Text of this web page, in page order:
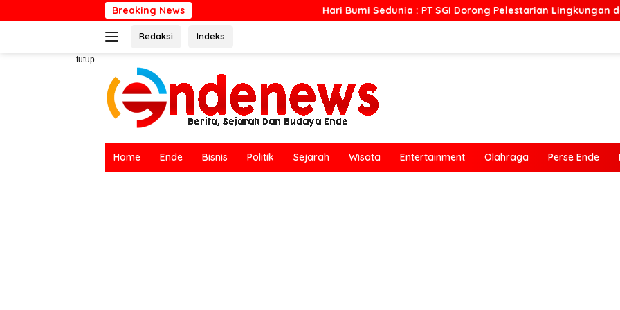
ke
Breaking News Hari Bumi Sedunia : PT SGI Dorong Pelestarian Lingkungan dan Pemberdayaan
Redaksi Indeks
tutup
Home Ende Bisnis Politik Sejarah Wisata Entertainment Olahraga Perse Ende